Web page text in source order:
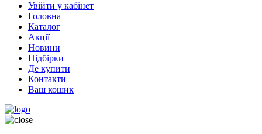
Увійти у кабінет
Головна
Каталог
Акції
Новини
Підбірки
Де купити
Контакти
Ваш кошик